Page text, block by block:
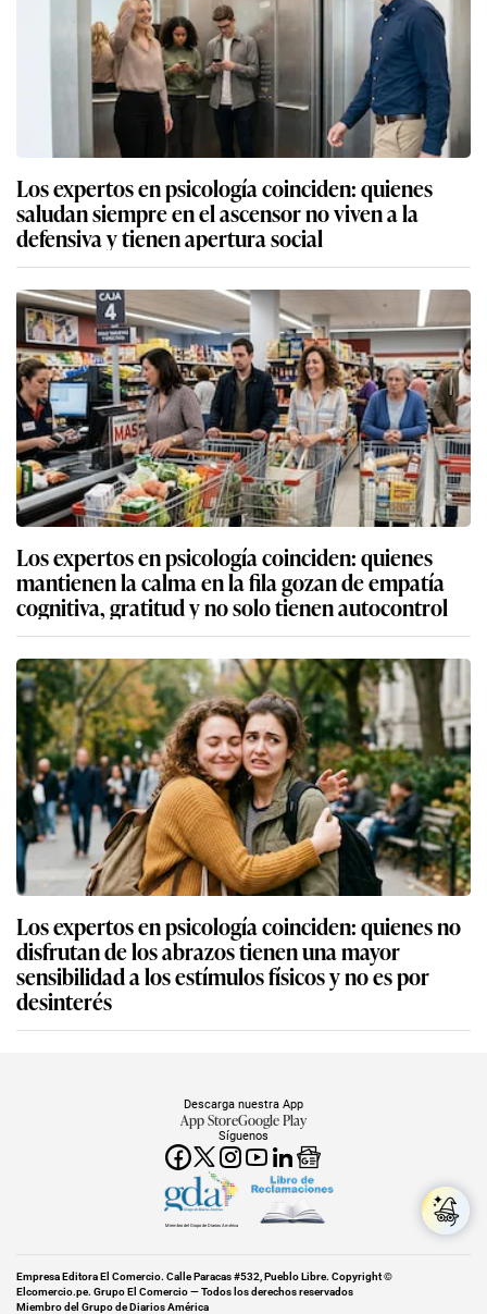
Los expertos en psicología coinciden: quienes
saludan siempre en el ascensor no viven a la
defensiva y tienen apertura social
Los expertos en psicología coinciden: quienes
mantienen la calma en la fila gozan de empatía
cognitiva, gratitud y no solo tienen autocontrol
Los expertos en psicología coinciden: quienes no
disfrutan de los abrazos tienen una mayor
sensibilidad a los estímulos físicos y no es por
desinterés
Síguenos
Descarga nuestra App
App StoreGoogle Play
Miembro del Grupo de Diarios América
Empresa Editora El Comercio. Calle Paracas #532, Pueblo Libre. Copyright ©
Elcomercio.pe. Grupo El Comercio — Todos los derechos reservados
Miembro del Grupo de Diarios América